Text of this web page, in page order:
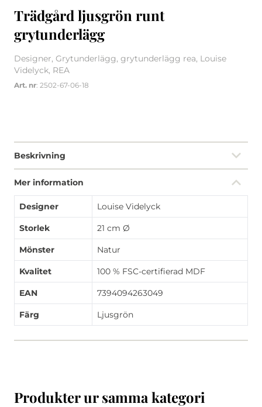
Trädgård ljusgrön runt
grytunderlägg
Designer, Grytunderlägg, grytunderlägg rea, Louise
Videlyck, REA
Art. nr: 2502-67-06-18
Beskrivning
Mer information
Designer Louise Videlyck
Storlek 21 cm Ø
Mönster Natur
Kvalitet 100 % FSC-certifierad MDF
EAN 7394094263049
Färg Ljusgrön
Produkter ur samma kategori